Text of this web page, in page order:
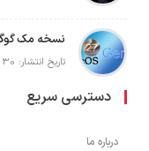
تاریخ انتشار: 30 جولای 2026
دسترسی سریع
درباره ما